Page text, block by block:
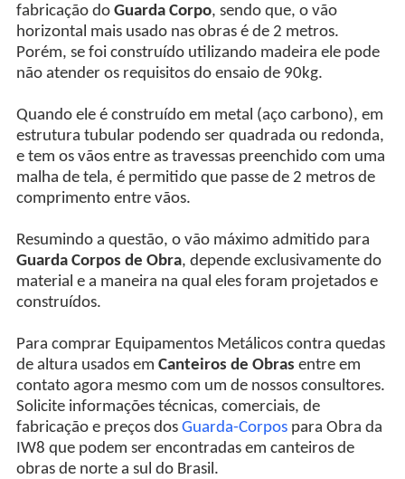
fabricação do Guarda Corpo, sendo que, o vão
horizontal mais usado nas obras é de 2 metros.
Porém, se foi construído utilizando madeira ele pode
não atender os requisitos do ensaio de 90kg.
Quando ele é construído em metal (aço carbono), em
estrutura tubular podendo ser quadrada ou redonda,
e tem os vãos entre as travessas preenchido com uma
malha de tela, é permitido que passe de 2 metros de
comprimento entre vãos.
Resumindo a questão, o vão máximo admitido para
Guarda Corpos de Obra, depende exclusivamente do
material e a maneira na qual eles foram projetados e
construídos.
Para comprar Equipamentos Metálicos contra quedas
de altura usados em Canteiros de Obras entre em
contato agora mesmo com um de nossos consultores.
Solicite informações técnicas, comerciais, de
fabricação e preços dos Guarda-Corpospara Obra da
IW8 que podem ser encontradas em canteiros de
obras de norte a sul do Brasil.